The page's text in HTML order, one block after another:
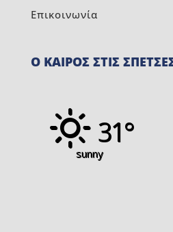
Επικοινωνία
Ο ΚΑΙΡΟΣ ΣΤΙΣ
31°
sunny